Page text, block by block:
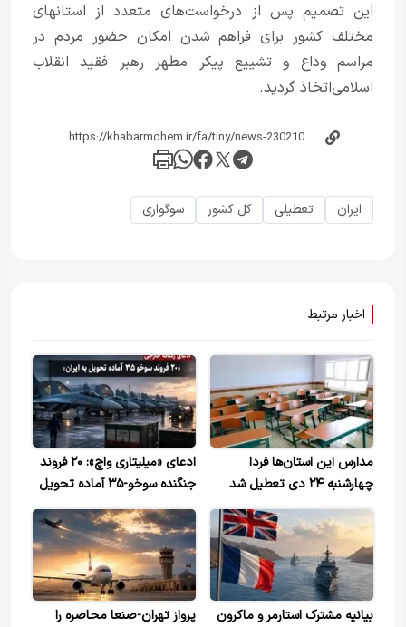
این تصمیم پس از درخواست‌های متعدد از استانهای
مختلف کشور برای فراهم شدن امکان حضور مردم در
مراسم وداع و تشییع پیکر مطهر رهبر فقید انقلاب
اسلامی‌اتخاذ گردید.
ایران تعطیلی کل کشور سوگواری
اخبار مرتبط
مدارس این استان‌ها فردا
چهارشنبه ۲۴ دی تعطیل شد
ادعای «میلیتاری واچ»: ۲۰ فروند
جنگنده سوخو-۳۵ آماده تحویل
به ایران شد
بیانیه مشترک استارمر و ماکرون
پرواز تهران-صنعا محاصره را